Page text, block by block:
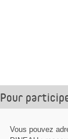
Pour
Vous pouvez